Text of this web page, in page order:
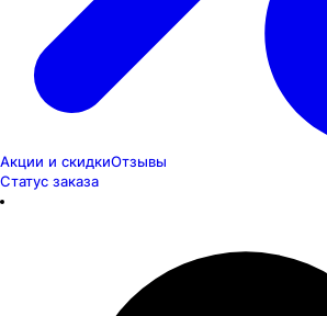
Акции и скидкиОтзывы
Статус заказа